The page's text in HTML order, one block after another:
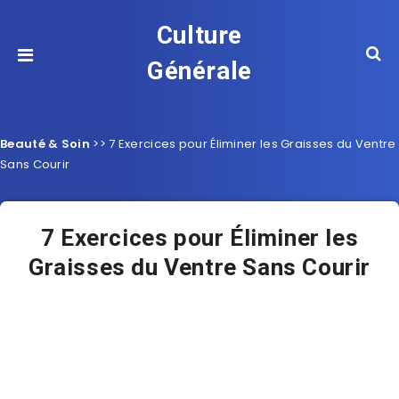
Culture
Générale
Beauté & Soin >>7 Exercices pour Éliminer les Graisses du Ventre
Sans Courir
7 Exercices pour Éliminer les
Graisses du Ventre Sans Courir